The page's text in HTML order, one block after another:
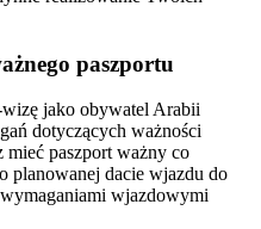
paszportu
jako obywatel Arabii
dotyczących ważności
mieć paszport ważny co
planowanej dacie wjazdu do
wjazdowymi